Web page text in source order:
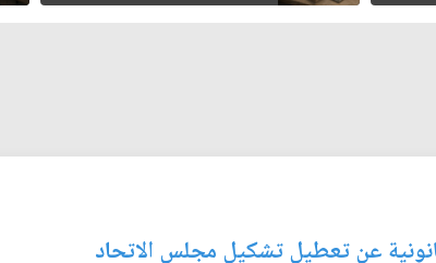
عن تعطيل تشكيل مجلس الاتحاد